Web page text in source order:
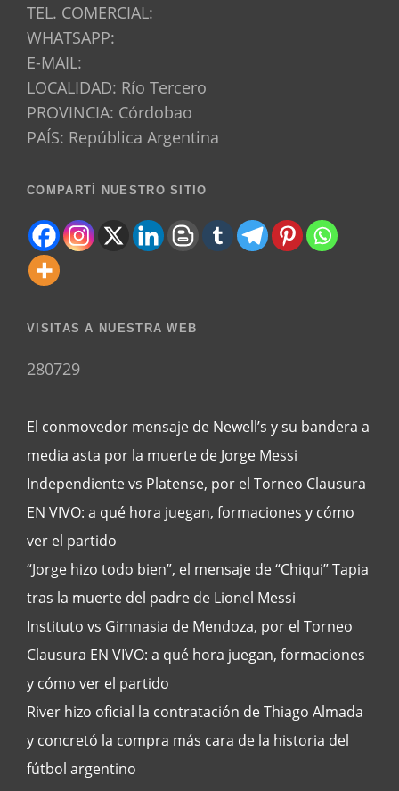
TEL. COMERCIAL:
WHATSAPP:
E-MAIL:
LOCALIDAD: Río Tercero
PROVINCIA: Córdobao
PAÍS: República Argentina
COMPARTÍ NUESTRO SITIO
VISITAS A NUESTRA WEB
280729
El conmovedor mensaje de Newell’s y su bandera a
media asta por la muerte de Jorge Messi
Independiente vs Platense, por el Torneo Clausura
EN VIVO: a qué hora juegan, formaciones y cómo
ver el partido
“Jorge hizo todo bien”, el mensaje de “Chiqui” Tapia
tras la muerte del padre de Lionel Messi
Instituto vs Gimnasia de Mendoza, por el Torneo
Clausura EN VIVO: a qué hora juegan, formaciones
y cómo ver el partido
River hizo oficial la contratación de Thiago Almada
y concretó la compra más cara de la historia del
fútbol argentino